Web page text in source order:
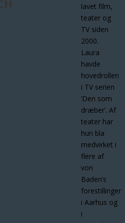
lavet film,
teater og
TV siden
2000.
Laura
havde
hovedrollen
i TV serien
‘Den som
dræber’. Af
teater har
hun bla
medvirket i
flere af
von
Baden’s
forestillinger
i Aarhus og
i